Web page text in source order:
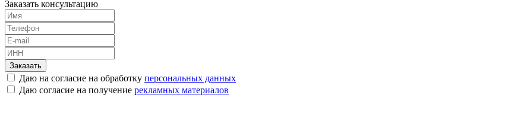
Заказать консультацию
Заказать
Даю на согласие на обработку персональных данных
Даю согласие на получение рекламных материалов